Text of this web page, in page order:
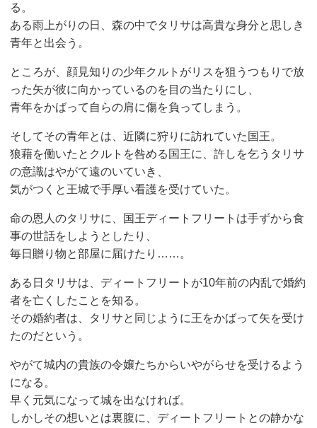
る。
ある雨上がりの日、森の中でタリサは高貴な身分と思しき
青年と出会う。
ところが、顔見知りの少年クルトがリスを狙うつもりで放
った矢が彼に向かっているのを目の当たりにし、
青年をかばって自らの肩に傷を負ってしまう。
そしてその青年とは、近隣に狩りに訪れていた国王。
狼藉を働いたとクルトを咎める国王に、許しを乞うタリサ
の意識はやがて遠のいていき、
気がつくと王城で手厚い看護を受けていた。
命の恩人のタリサに、国王ディートフリートは手ずから食
事の世話をしようとしたり、
毎日贈り物と部屋に届けたり……。
ある日タリサは、ディートフリートが10年前の内乱で婚約
者を亡くしたことを知る。
その婚約者は、タリサと同じように王をかばって矢を受け
たのだという。
やがて城内の貴族の令嬢たちからいやがらせを受けるよう
になる。
早く元気になって城を出なければ。
しかしその想いとは裏腹に、ディートフリートとの静かな